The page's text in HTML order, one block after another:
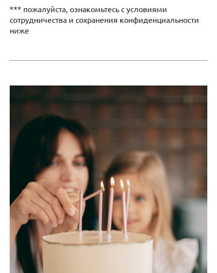
*** пожалуйста, ознакомьтесь с условиями
сотрудничества и сохранения конфиденциальности
ниже